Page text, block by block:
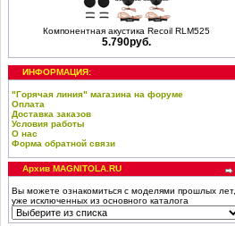
Компонентная акустика Recoil RLM525
5.790руб.
ИНФОРМАЦИЯ:
"Горячая линия" магазина на форуме
Оплата
Доставка заказов
Условия работы
О нас
Форма обратной связи
Архив MAGNITOLA.RU
Вы можете ознакомиться с моделями прошлых лет,
уже исключенных из основного каталога